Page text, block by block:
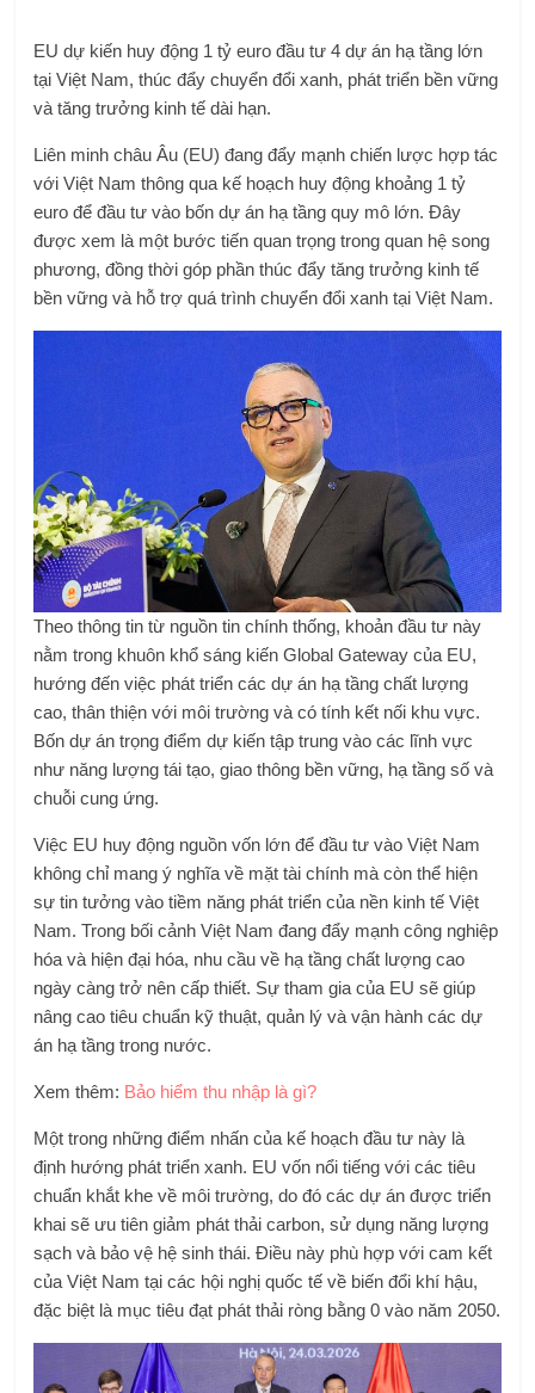
EU dự kiến huy động 1 tỷ euro đầu tư 4 dự án hạ tầng lớn
tại Việt Nam, thúc đẩy chuyển đổi xanh, phát triển bền vững
và tăng trưởng kinh tế dài hạn.
Liên minh châu Âu (EU) đang đẩy mạnh chiến lược hợp tác
với Việt Nam thông qua kế hoạch huy động khoảng 1 tỷ
euro để đầu tư vào bốn dự án hạ tầng quy mô lớn. Đây
được xem là một bước tiến quan trọng trong quan hệ song
phương, đồng thời góp phần thúc đẩy tăng trưởng kinh tế
bền vững và hỗ trợ quá trình chuyển đổi xanh tại Việt Nam.
Theo thông tin từ nguồn tin chính thống, khoản đầu tư này
nằm trong khuôn khổ sáng kiến Global Gateway của EU,
hướng đến việc phát triển các dự án hạ tầng chất lượng
cao, thân thiện với môi trường và có tính kết nối khu vực.
Bốn dự án trọng điểm dự kiến tập trung vào các lĩnh vực
như năng lượng tái tạo, giao thông bền vững, hạ tầng số và
chuỗi cung ứng.
Việc EU huy động nguồn vốn lớn để đầu tư vào Việt Nam
không chỉ mang ý nghĩa về mặt tài chính mà còn thể hiện
sự tin tưởng vào tiềm năng phát triển của nền kinh tế Việt
Nam. Trong bối cảnh Việt Nam đang đẩy mạnh công nghiệp
hóa và hiện đại hóa, nhu cầu về hạ tầng chất lượng cao
ngày càng trở nên cấp thiết. Sự tham gia của EU sẽ giúp
nâng cao tiêu chuẩn kỹ thuật, quản lý và vận hành các dự
án hạ tầng trong nước.
Xem thêm: Bảo hiểm thu nhập là gì?
Một trong những điểm nhấn của kế hoạch đầu tư này là
định hướng phát triển xanh. EU vốn nổi tiếng với các tiêu
chuẩn khắt khe về môi trường, do đó các dự án được triển
khai sẽ ưu tiên giảm phát thải carbon, sử dụng năng lượng
sạch và bảo vệ hệ sinh thái. Điều này phù hợp với cam kết
của Việt Nam tại các hội nghị quốc tế về biến đổi khí hậu,
đặc biệt là mục tiêu đạt phát thải ròng bằng 0 vào năm 2050.